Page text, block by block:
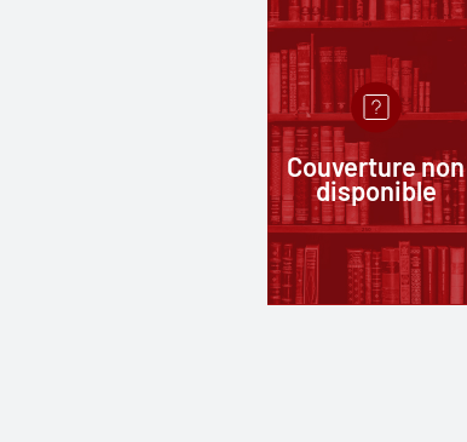
Couverture non
disponible